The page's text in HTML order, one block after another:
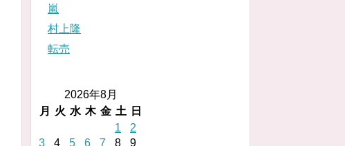
嵐
村上隆
転売
2026年8月
月
火 水 木 金 土
日
1
2
3
4 5 6 7 8 9